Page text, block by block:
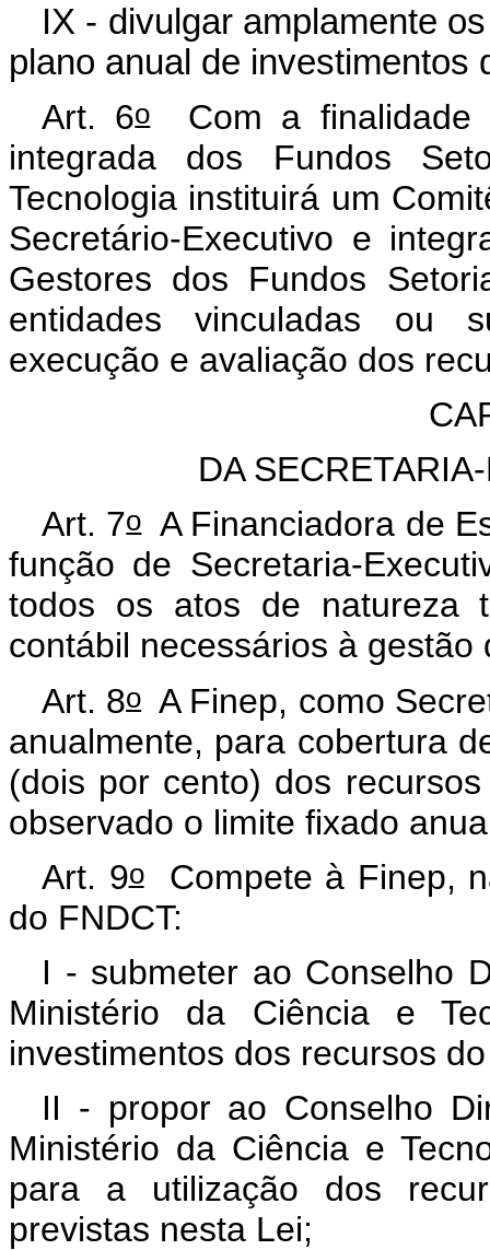
IX - divulgar amplamente
plano anual de investimentos
Art. 6oCom a finalidade
integrada dos Fundos
Tecnologia instituirá um
Secretário-Executivo e
Gestores dos Fundos
entidades vinculadas ou
execução e avaliação dos
DA
Art. 7oA Financiadora de
função de Secretaria-
todos os atos de natureza
contábil necessários à gestão
Art. 8oA Finep, como
anualmente, para cobertura
(dois por cento) dos
observado o limite fixado
Art. 9oCompete à Finep,
do FNDCT:
I - submeter ao Conselho
Ministério da Ciência e
investimentos dos recursos
II - propor ao Conselho
Ministério da Ciência e
para a utilização dos
previstas nesta Lei;